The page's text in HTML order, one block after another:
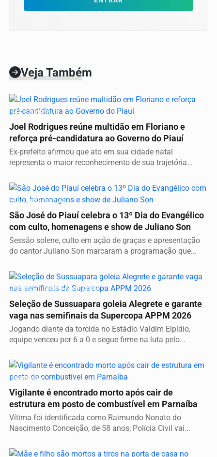
Veja Também
PRÉ-CAMPANHA
Joel Rodrigues reúne multidão em Floriano e
reforça pré-candidatura ao Governo do Piauí
Ex-prefeito afirmou que ato em sua cidade natal
representa o maior reconhecimento de sua trajetória...
SÃO JOSÉ DO PIAUÍ
São José do Piauí celebra o 13º Dia do Evangélico
com culto, homenagens e show de Juliano Son
Sessão solene, culto em ação de graças e apresentação
do cantor Juliano Son marcaram a programação que...
FUTEBOL | SUPER COPA APPM
Seleção de Sussuapara goleia Alegrete e garante
vaga nas semifinais da Supercopa APPM 2026
Jogando diante da torcida no Estádio Valdim Elpídio,
equipe venceu por 6 a 0 e segue firme na luta pelo...
PARNAÍBA
Vigilante é encontrado morto após cair de
estrutura em posto de combustível em Parnaíba
Vítima foi identificada como Raimundo Nonato do
Nascimento Conceição, de 58 anos; Polícia Civil vai...